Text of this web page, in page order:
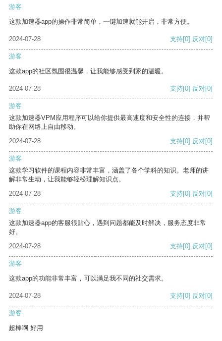
游客
这款加速器app的操作非常简单，一键加速就能开启，非常方便。
2024-07-28 支持[0] 反对[0]
游客
这款app的社区氛围很温馨，让我能够感受到家的温暖。
2024-07-28 支持[0] 反对[0]
游客
这款加速器VPM应用程序可以给你提供最高速度和安全性的连接，并帮
助你在网络上自由移动。
2024-07-28
支持[0] 反对[0]
游客
这款学习软件的课程内容非常丰富，涵盖了各个学科的知识。老师的讲
解非常生动，让我能够轻松理解知识点。
2024-07-28
支持[0] 反对[0]
游客
这款加速器app的客服很贴心，遇到问题都能及时解决，服务态度非常
好。
2024-07-28
支持[0] 反对[0]
游客
这款app的功能非常丰富，可以满足我不同的社交需求。
2024-07-28 支持[0] 反对[0]
游客
超棒啊 好用